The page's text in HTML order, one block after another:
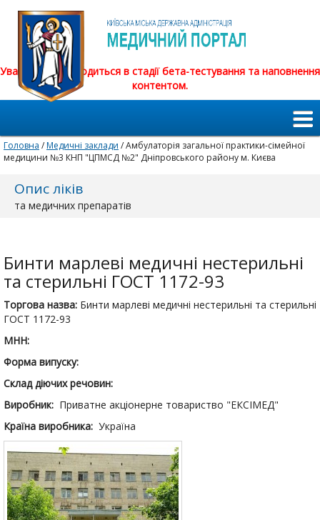
Увага! Сайт знаходиться в стадії бета-тестування та наповнення
контентом.
Головна /Медичні заклади / Амбулаторія загальної практики-сімейної
медицини №3 КНП "ЦПМСД №2" Дніпровського району м. Києва
Опис ліків
та медичних препаратів
Бинти марлеві медичні нестерильні
та стерильні ГОСТ 1172-93
Торгова назва: Бинти марлеві медичні нестерильні та стерильні
ГОСТ 1172-93
МНН:
Форма випуску:
Склад діючих речовин:
Виробник: Приватне акціонерне товариство "ЕКСІМЕД"
Країна виробника: Україна